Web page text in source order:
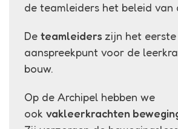
de teamleiders het beleid van
De teamleiders zijn het eerste
aanspreekpunt voor de
bouw.
Op de Archipel hebben we
ook vakleerkrachten